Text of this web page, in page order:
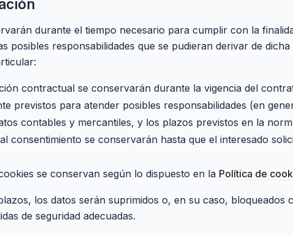
durante el tiempo necesario para cumplir con la
posibles responsabilidades que se pudieran derivar de dicha
contractual se conservarán durante la vigencia del
previstos para atender posibles responsabilidades (en
contables y mercantiles, y los plazos previstos en la
consentimiento se conservarán hasta que el interesado
se conservan según lo dispuesto en la Política de
los datos serán suprimidos o, en su caso, bloqueados
de seguridad adecuadas.